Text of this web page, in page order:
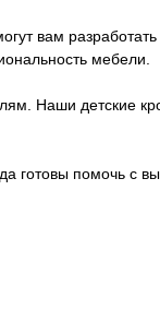
вам разработать
мебели.
Наши детские
готовы помочь с